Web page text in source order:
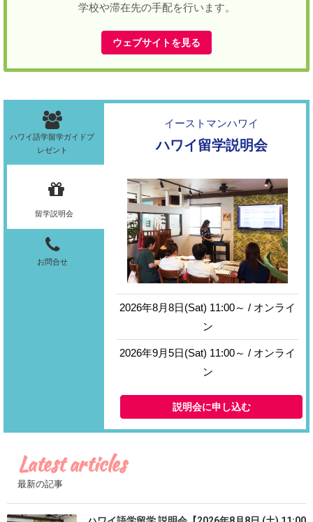
学校や滞在先の手配を行います。
ウェブサイトを見る
ハワイ語学留学ガイドプ
レゼント
留学説明会
お問合せ
イーストマンハワイ
ハワイ留学説明会
2026年8月8日(Sat) 11:00～ / オンライ
ン
2026年9月5日(Sat) 11:00～ / オンライ
ン
説明会に申し込む
Latest articles
最新の記事